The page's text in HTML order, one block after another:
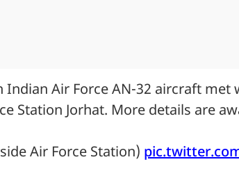
Indian Air Force AN-32 aircraft
Station Jorhat. More details are
Air Force Station)